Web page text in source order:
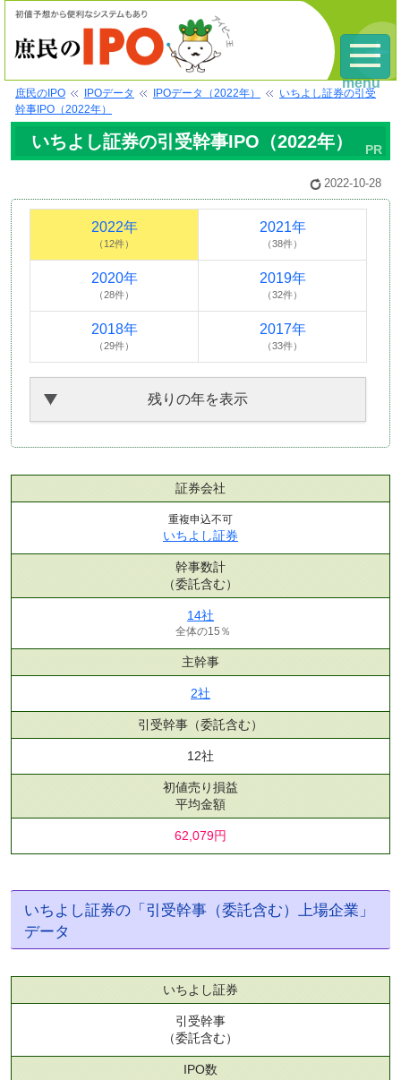
庶民のIPO IPOデータ IPOデータ（2022年）
いちよし証券の引受
幹事IPO（2022年）
いちよし証券の引受幹事IPO（2022年）
2022-10-28
2022年
（12件）
2021年
（38件）
2020年
（28件）
2019年
（32件）
2018年
（29件）
2017年
（33件）
残りの年を表示
証券会社
重複申込不可
いちよし証券
幹事数計
（委託含む）
14社
全体の15％
主幹事
2社
引受幹事 （委託含む）
12社
初値売り損益
平均金額
62,079円
いちよし証券の「引受幹事（委託含む）上場企業」
データ
いちよし証券
引受幹事
（委託含む）
IPO数
menu